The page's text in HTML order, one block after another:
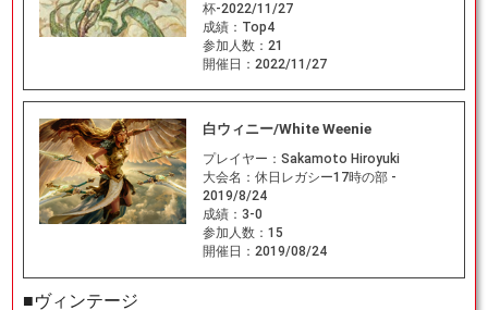
杯-2022/11/27
成績： Top4
参加人数： 21
開催日： 2022/11/27
白ウィニー/White Weenie
プレイヤー： Sakamoto Hiroyuki
大会名： 休日レガシー17時の部 -
2019/8/24
成績： 3-0
参加人数： 15
開催日： 2019/08/24
■ヴィンテージ